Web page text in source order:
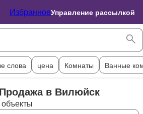
ИзбранноеУправление рассылкой
слова цена Комнаты Ванные
в Вилюйск